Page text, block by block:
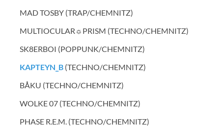
MAD TOSBY (TRAP/CHEMNITZ)
MULTIOCULAR☼PRISM (TECHNO/CHEMNITZ)
SK8ERBOI (POPPUNK/CHEMNITZ)
KAPTEYN_B (TECHNO/CHEMNITZ)
BÅKU (TECHNO/CHEMNITZ)
WOLKE 07 (TECHNO/CHEMNITZ)
PHASE R.E.M. (TECHNO/CHEMNITZ)